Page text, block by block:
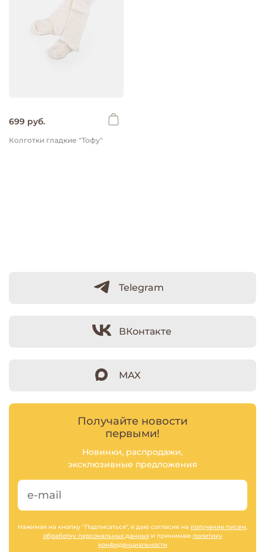
699 руб.
Колготки гладкие "Тофу"
Telegram
ВКонтакте
MAX
Получайте новости
первыми!
Новинки, распродажи,
эксклюзивные предложения
Нажимая на кнопку "Подписаться", я даю согласие на получение писем,
обработку персональных данныхи принимаю политику
конфиденциальности